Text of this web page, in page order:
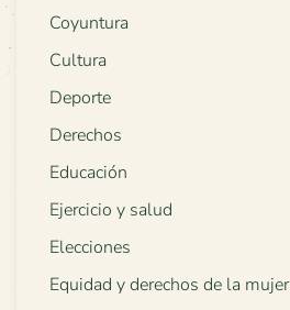
Coyuntura
Cultura
Deporte
Derechos
Educación
Ejercicio y salud
Elecciones
Equidad y derechos de la mujer